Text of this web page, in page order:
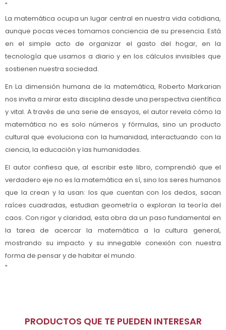
"
La matemática ocupa un lugar central en nuestra vida cotidiana,
aunque pocas veces tomamos conciencia de su presencia. Está
en el simple acto de organizar el gasto del hogar, en la
tecnología que usamos a diario y en los cálculos invisibles que
sostienen nuestra sociedad.
En La dimensión humana de la matemática, Roberto Markarian
nos invita a mirar esta disciplina desde una perspectiva científica
y vital. A través de una serie de ensayos, el autor revela cómo la
matemática no es solo números y fórmulas, sino un producto
cultural que evoluciona con la humanidad, interactuando con la
ciencia, la educación y las humanidades.
El autor confiesa que, al escribir este libro, comprendió que el
verdadero eje no es la matemática en sí, sino los seres humanos
que la crean y la usan: los que cuentan con los dedos, sacan
raíces cuadradas, estudian geometría o exploran la teoría del
caos. Con rigor y claridad, esta obra da un paso fundamental en
la tarea de acercar la matemática a la cultura general,
mostrando su impacto y su innegable conexión con nuestra
forma de pensar y de habitar el mundo.
"
PRODUCTOS QUE TE PUEDEN INTERESAR